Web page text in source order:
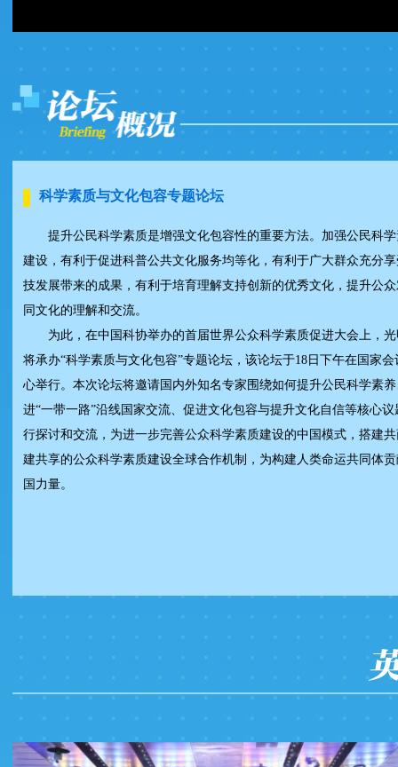
科学素质与文化包容专题论坛
提升公民科学素质是增强文化包容性的重要方法。加强公民科
建设，有利于促进科普公共文化服务均等化，有利于广大群众充分
技发展带来的成果，有利于培育理解支持创新的优秀文化，提升公
同文化的理解和交流。
为此，在中国科协举办的首届世界公众科学素质促进大会上，光
将承办“科学素质与文化包容”专题论坛，该论坛于18日下午在国家会
心举行。本次论坛将邀请国内外知名专家围绕如何提升公民科学素
进“一带一路”沿线国家交流、促进文化包容与提升文化自信等核心议
行探讨和交流，为进一步完善公众科学素质建设的中国模式，搭建
建共享的公众科学素质建设全球合作机制，为构建人类命运共同体
国力量。